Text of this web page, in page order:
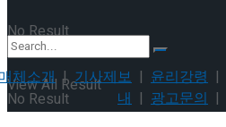
No Result
View All Result
No Result
체소개|기사제보 | 윤리강령 |
내 | 광고문의 |